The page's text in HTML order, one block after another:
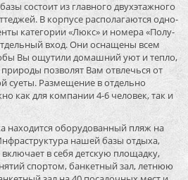
состоит из главного двухэтажного
В корпусе располагаются одно-
категории «Люкс» и номера «Полу-
вход. Они оснащены всем
Вы ощутили домашний уют и тепло,
позволят Вам отвлечься от
суеты. Размещение в отдельно
как для компании 4-6 человек, так и
находится оборудованный пляж на
нашей базы отдыха,
в себя детскую площадку,
спортом, банкетный зал, летнюю